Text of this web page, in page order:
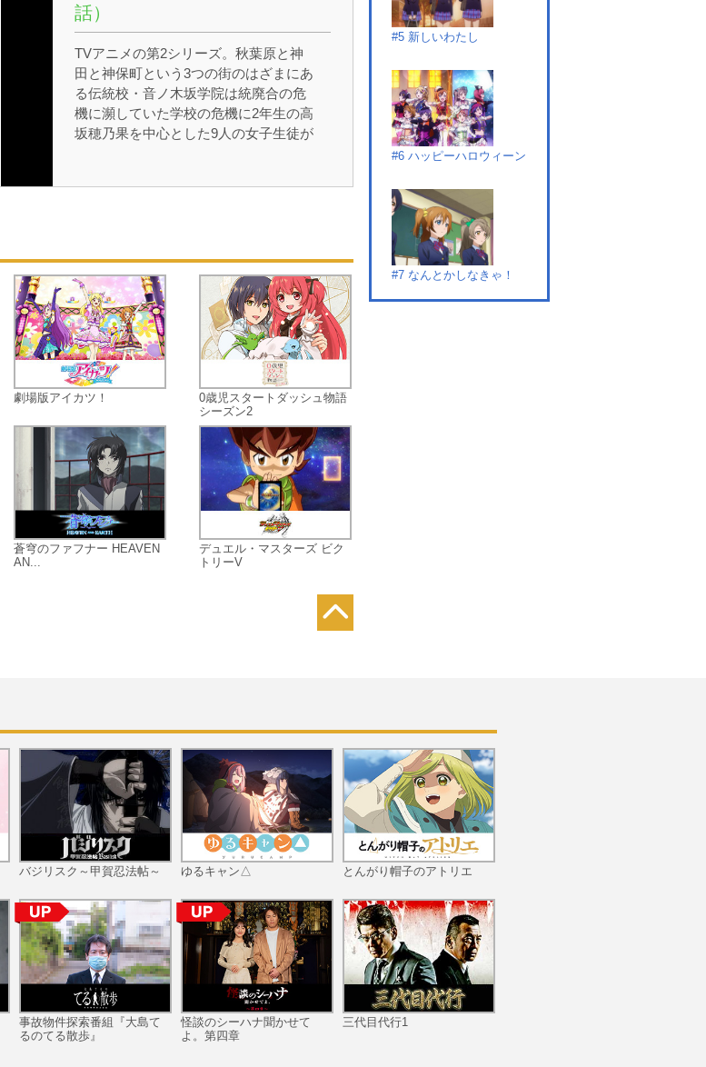
話）
TVアニメの第2シリーズ。秋葉原と神
田と神保町という3つの街のはざまにあ
る伝統校・音ノ木坂学院は統廃合の危
機に瀕していた学校の危機に2年生の高
坂穂乃果を中心とした9人の女子生徒が
ロジェクト）が始まった…。
劇場版アイカツ！
蒼穹のファフナー HEAVEN
AN...
0歳児スタートダッシュ物語
シーズン2
デュエル・マスターズ ビク
トリーV
#5 新しいわたし
#6 ハッピーハロウィーン
#7 なんとかしなきゃ！
#11 私たちが決めたこと
#12 ラストライブ
#13 叶え！みんなの夢―
―
バジリスク～甲賀忍法帖～
事故物件探索番組『大島て
るのてる散歩』
ゆるキャン△
怪談のシーハナ聞かせて
よ。第四章
とんがり帽子のアトリエ
三代目代行1